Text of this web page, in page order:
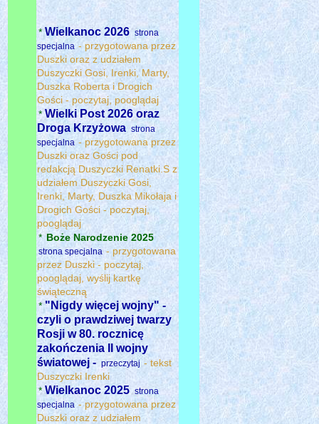
* Wielkanoc 2026 strona
specjalna - przygotowana przez
Duszki oraz z udziałem
Duszyczki Gosi, Irenki, Marty,
Duszka Roberta i Drogich
Gości - poczytaj, pooglądaj
*Wielki Post 2026 oraz
Droga Krzyżowa strona
specjalna - przygotowana przez
Duszki oraz Gości pod
redakcją Duszyczki Renatki.S z
udziałem Duszyczki Gosi,
Irenki, Marty, Duszka Mikołaja i
Drogich Gości - poczytaj,
pooglądaj
* Boże Narodzenie 2025
strona specjalna - przygotowana
przez Duszki - poczytaj,
pooglądaj, wyślij kartkę
świąteczną
* "Nigdy więcej wojny" -
czyli o prawdziwej twarzy
Rosji w 80. rocznicę
zakończenia II wojny
światowej - przeczytaj - tekst
Duszyczki Irenki
* Wielkanoc 2025 strona
specjalna- przygotowana przez
Duszki oraz z udziałem